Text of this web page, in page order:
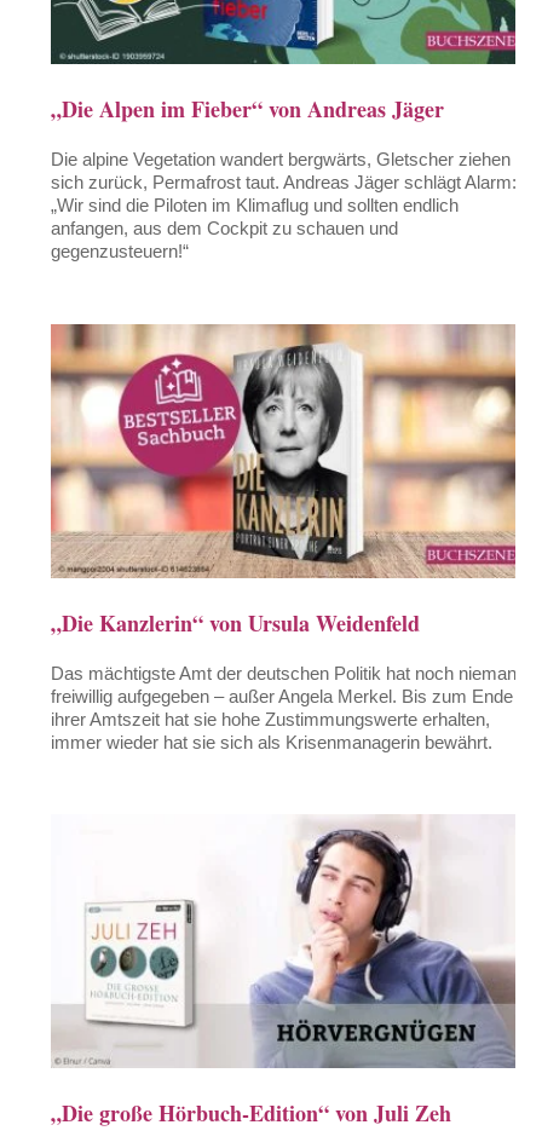
„Die Alpen im Fieber“ von Andreas Jäger
Die alpine Vegetation wandert bergwärts, Gletscher ziehen
sich zurück, Permafrost taut. Andreas Jäger schlägt Alarm:
„Wir sind die Piloten im Klimaflug und sollten endlich
anfangen, aus dem Cockpit zu schauen und
gegenzusteuern!“
„Die Kanzlerin“ von Ursula Weidenfeld
Das mächtigste Amt der deutschen Politik hat noch niemand
freiwillig aufgegeben – außer Angela Merkel. Bis zum Ende
ihrer Amtszeit hat sie hohe Zustimmungswerte erhalten,
immer wieder hat sie sich als Krisenmanagerin bewährt.
„Die große Hörbuch-Edition“ von Juli Zeh